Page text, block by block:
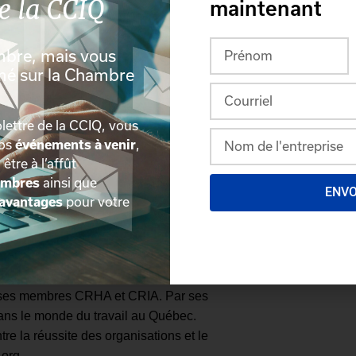
plus de 4700 membres
de ses membres et de son
du Québec, elle est la voix privilégiée
du milieu économique régional.
conseillers en ressources humaines
au sein des organisations. Il
membres CRHA et CRIA. Par ses
le monde du travail au Québec.
la réussite des organisations et le
mais vous
sur la Chambre
de la CCIQ, vous
événements à venir
être à l’affût
ainsi que
pour votre
maintenant